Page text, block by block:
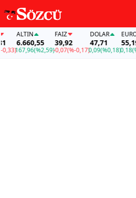
ALTIN
6.660,55
167,96(%2,59)
FAİZ
39,92
-0,07(%-0,17)
DOLAR
47,71
0,09(%0,18)
EURO
55,19
0,18